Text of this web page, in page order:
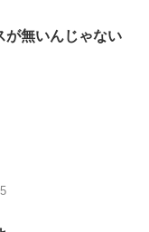
が無いんじゃない